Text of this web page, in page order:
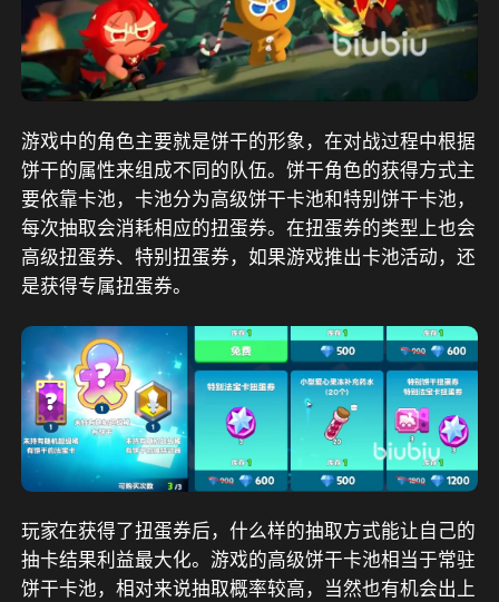
游戏中的角色主要就是饼干的形象，在对战过程中根据
饼干的属性来组成不同的队伍。饼干角色的获得方式主
要依靠卡池，卡池分为高级饼干卡池和特别饼干卡池，
每次抽取会消耗相应的扭蛋券。在扭蛋券的类型上也会
高级扭蛋券、特别扭蛋券，如果游戏推出卡池活动，还
是获得专属扭蛋券。
玩家在获得了扭蛋券后，什么样的抽取方式能让自己的
抽卡结果利益最大化。游戏的高级饼干卡池相当于常驻
饼干卡池，相对来说抽取概率较高，当然也有机会出上